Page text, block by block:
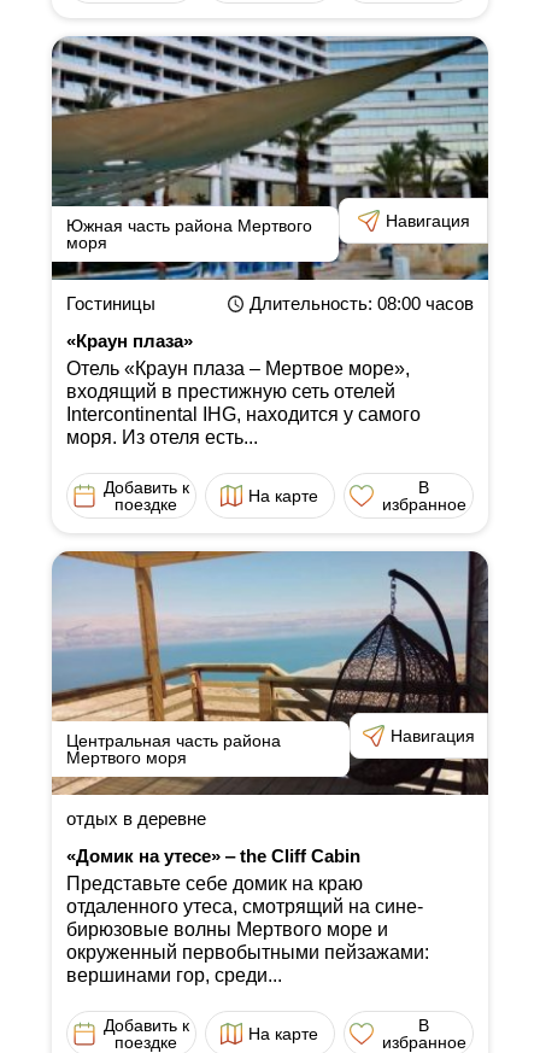
Южная часть района Мертвого
моря
Навигация
Гостиницы Длительность: 08:00часов
«Краун плаза»
Отель «Краун плаза ‒ Мертвое море»,
входящий в престижную сеть отелей
Intercontinental IHG, находится у самого
моря. Из отеля есть...
Добавить к
поездке
На карте
В
избранное
Центральная часть района
Мертвого моря
Навигация
отдых в деревне
«Домик на утесе» ‒ the Cliff Cabin
Представьте себе домик на краю
отдаленного утеса, смотрящий на сине-
бирюзовые волны Мертвого море и
окруженный первобытными пейзажами:
вершинами гор, среди...
Добавить к
поездке
На карте
В
избранное